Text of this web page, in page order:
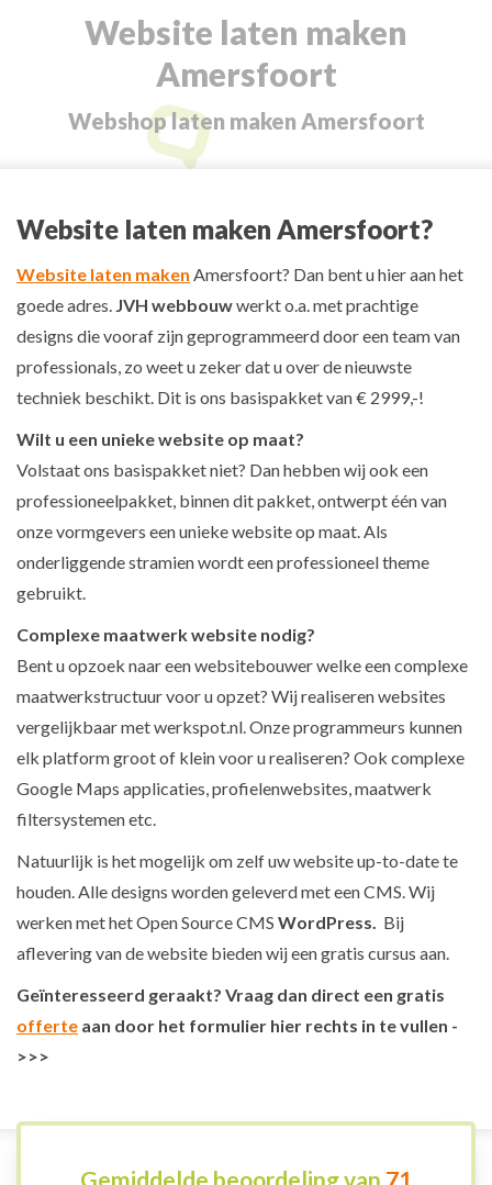
Website laten maken
Amersfoort
Webshop laten maken Amersfoort
Je bent hier:
Website laten maken Amersfoort?
Website laten maken Amersfoort? Dan bent u hier aan het
goede adres. JVH webbouwwerkt o.a. met prachtige
designs die vooraf zijn geprogrammeerd door een team van
professionals, zo weet u zeker dat u over de nieuwste
techniek beschikt. Dit is ons basispakket van € 2999,-!
Wilt u een unieke website op maat?
Volstaat ons basispakket niet? Dan hebben wij ook een
professioneelpakket, binnen dit pakket, ontwerpt één van
onze vormgevers een unieke website op maat. Als
onderliggende stramien wordt een professioneel theme
gebruikt.
Complexe maatwerk website nodig?
Bent u opzoek naar een websitebouwer welke een complexe
maatwerkstructuur voor u opzet? Wij realiseren websites
vergelijkbaar met werkspot.nl. Onze programmeurs kunnen
elk platform groot of klein voor u realiseren? Ook complexe
Google Maps applicaties, profielenwebsites, maatwerk
filtersystemen etc.
Natuurlijk is het mogelijk om zelf uw website up-to-date te
houden. Alle designs worden geleverd met een CMS. Wij
werken met het Open Source CMS WordPress.
Bij
aflevering van de website bieden wij een gratis cursus aan.
Geïnteresseerd geraakt? Vraag dan direct een gratis
offerte aan door het formulier hier rechts in te vullen -
>>>
Gemiddelde beoordeling van 71